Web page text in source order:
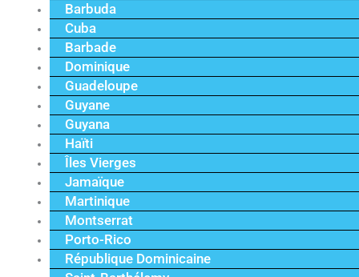
Barbuda
Cuba
Barbade
Dominique
Guadeloupe
Guyane
Guyana
Haïti
Îles Vierges
Jamaïque
Martinique
Montserrat
Porto-Rico
République Dominicaine